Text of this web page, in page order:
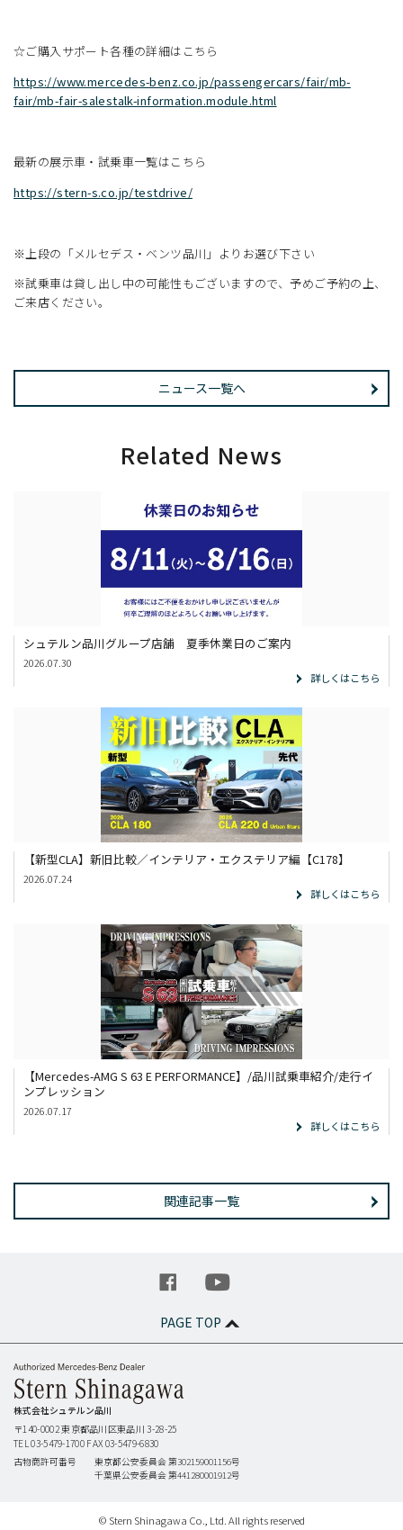
☆ご購入サポート各種の詳細はこちら
https://www.mercedes-benz.co.jp/passengercars/fair/mb-
fair/mb-fair-salestalk-information.module.html
最新の展示車・試乗車一覧はこちら
https://stern-s.co.jp/testdrive/
※上段の「メルセデス・ベンツ品川」よりお選び下さい
※試乗車は貸し出し中の可能性もございますので、予めご予約の上、
ご来店ください。
ニュース一覧へ
Related News
シュテルン品川グループ店舗 夏季休業日のご案内
2026.07.30
詳しくはこちら
【新型CLA】新旧比較／インテリア・エクステリア編【C178】
2026.07.24
詳しくはこちら
【Mercedes-AMG S 63 E PERFORMANCE】/品川試乗車紹介/走行イ
ンプレッション
2026.07.17
詳しくはこちら
関連記事一覧
PAGE TOP
株式会社シュテルン品川
〒140-0002東京都品川区東品川 3-28-25
TEL 03-5479-1700 FAX 03-5479-6830
古物商許可番号
東京都公安委員会 第302159001156号
千葉県公安委員会 第441280001912号
© Stern Shinagawa Co., Ltd. All rights reserved